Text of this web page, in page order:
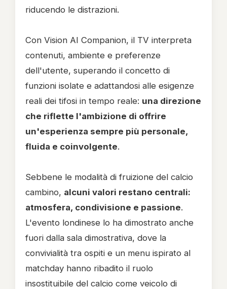
riducendo le distrazioni.
Con Vision AI Companion, il TV interpreta
contenuti, ambiente e preferenze
dell'utente, superando il concetto di
funzioni isolate e adattandosi alle esigenze
reali dei tifosi in tempo reale: una direzione
che riflette l'ambizione di offrire
un'esperienza sempre più personale,
fluida e coinvolgente.
Sebbene le modalità di fruizione del calcio
cambino, alcuni valori restano centrali:
atmosfera, condivisione e passione.
L'evento londinese lo ha dimostrato anche
fuori dalla sala dimostrativa, dove la
convivialità tra ospiti e un menu ispirato al
matchday hanno ribadito il ruolo
insostituibile del calcio come veicolo di